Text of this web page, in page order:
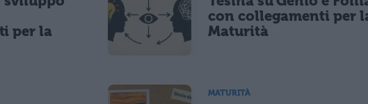
per la
con collegamenti per
Maturità
MATURITÀ